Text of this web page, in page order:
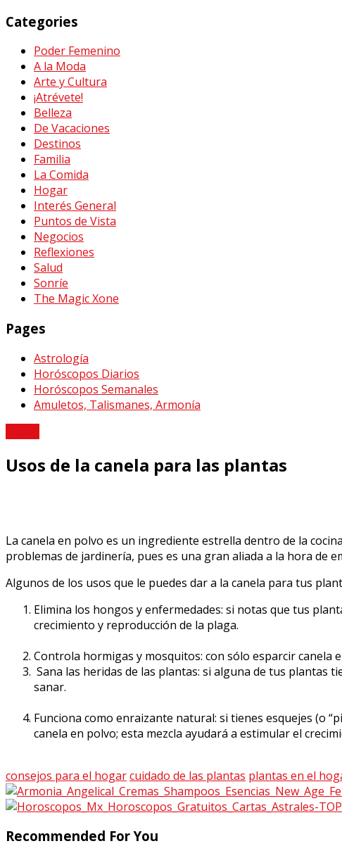
Categories
Poder Femenino
A la Moda
Arte y Cultura
¡Atrévete!
Belleza
De Vacaciones
Destinos
Familia
La Comida
Hogar
Interés General
Puntos de Vista
Negocios
Reflexiones
Salud
Sonríe
The Magic Xone
Pages
Astrología
Horóscopos Diarios
Horóscopos Semanales
Amuletos, Talismanes, Armonía
Usos de la canela para las plantas
La canela en polvo es un ingrediente estrella dentro de la
problemas de jardinería, pues es una gran aliada a la hora de
Algunos de los usos que le puedes dar a la canela para tus
Elimina los hongos y enfermedades: si notas que tus
crecimiento y reproducción de la plaga.
Controla hormigas y mosquitos: con sólo esparcir canela
Sana las heridas de las plantas: si alguna de tus plantas
sanar.
Funciona como enraizante natural: si tienes esquejes (o
canela en polvo; esta mezcla ayudará a estimular el
consejos para el hogarcuidado de las plantas plantas en el
Recommended For You